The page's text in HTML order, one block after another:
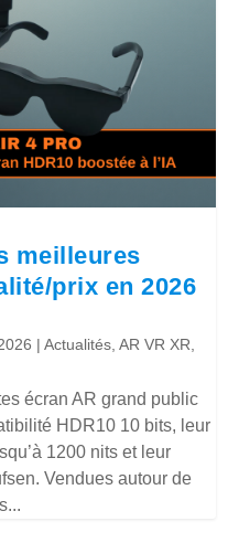
meilleures
prix en 2026
|Actualités,AR VR XR,
écran AR grand public
HDR10 10 bits, leur
1200 nits et leur
Vendues autour de